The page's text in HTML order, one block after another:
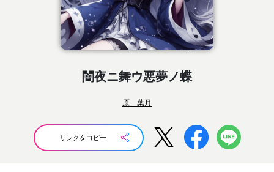
闇夜ニ舞ウ悪夢ノ蝶
原 葉月
リンクをコピー